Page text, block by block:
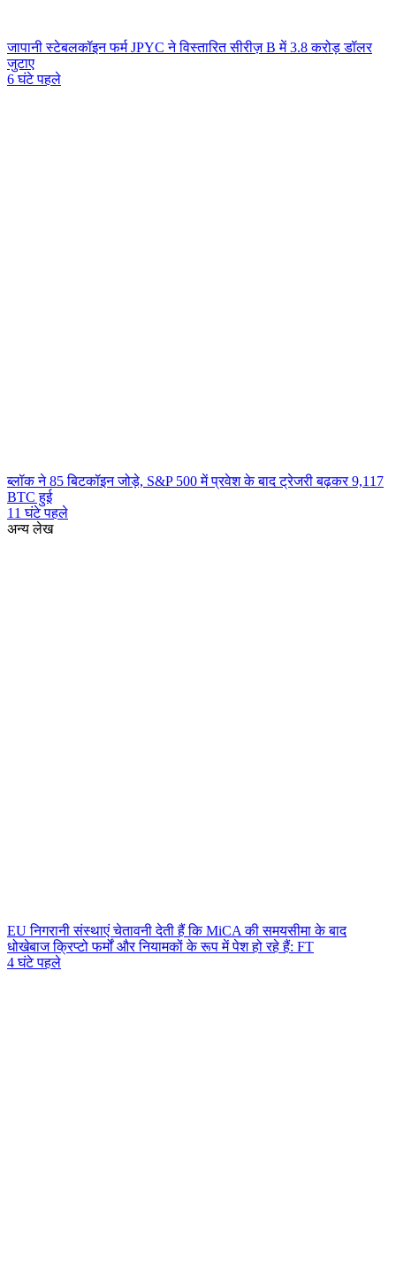
जापानी स्टेबलकॉइन फर्म JPYC ने विस्तारित सीरीज़ B में 3.8 करोड़ डॉलर
जुटाए
6 घंटे पहले
ब्लॉक ने 85 बिटकॉइन जोड़े, S&P 500 में प्रवेश के बाद ट्रेजरी बढ़कर 9,117
BTC हुई
11 घंटे पहले
अन्य लेख
EU निगरानी संस्थाएं चेतावनी देती हैं कि MiCA की समयसीमा के बाद
धोखेबाज क्रिप्टो फर्मों और नियामकों के रूप में पेश हो रहे हैं: FT
4 घंटे पहले